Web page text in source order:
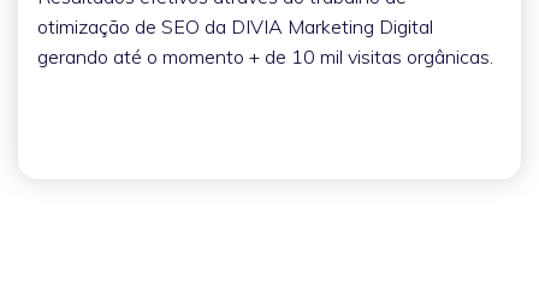
otimização de SEO da DIVIA Marketing Digital
gerando até o momento + de 10 mil visitas orgânicas.